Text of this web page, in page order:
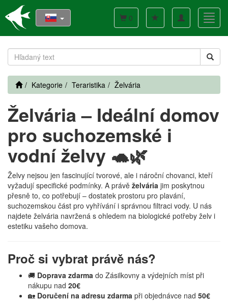
Toggle
navigation
0
Kategorie Teraristika Želvária
Želvária – Ideální domov
pro suchozemské i
vodní želvy 🐢🌿
Želvy nejsou jen fascinující tvorové, ale i nároční chovanci, kteří
vyžadují specifické podmínky. A právě želvária jim poskytnou
přesně to, co potřebují – dostatek prostoru pro plavání,
suchozemskou část pro vyhřívání i správnou filtraci vody. U nás
najdete želvária navržená s ohledem na biologické potřeby želv i
estetiku vašeho domova.
Proč si vybrat právě nás?
🚚 Doprava zdarma do Zásilkovny a výdejních míst při
nákupu nad 20€
🏡 Doručení na adresu zdarma při objednávce nad 50€